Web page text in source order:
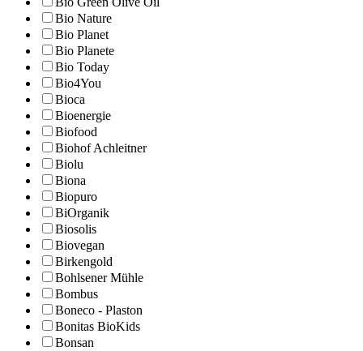
Bio Nature
Bio Planet
Bio Planete
Bio Today
Bio4You
Bioca
Bioenergie
Biofood
Biohof Achleitner
Biolu
Biona
Biopuro
BiOrganik
Biosolis
Biovegan
Birkengold
Bohlsener Mühle
Bombus
Boneco - Plaston
Bonitas BioKids
Bonsan